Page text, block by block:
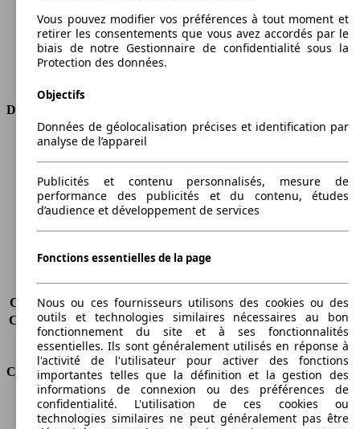
Carburant
Diesel
Cylindres
4
Transmission
Boîte manuelle
Dimensions
Longueur
Hauteur
1833 mm
Largeur
1802 mm
Empattement
2682 mm
Poids maximum
2035 kg
Charge maximale
637 kg
Charge sur toit
-
Capacité de remorquage (sans freins) -
Capacité de remorquage (avec freins) -
Volume du coffre
-
Consommation
Émissions de CO2*
170 g/km (komb.)
Consommation (ville)
7.8 l/100km
Vous pouvez modifier vos préférences à tout moment et
retirer les consentements que vous avez accordés par le
biais de notre Gestionnaire de confidentialité sous la
Protection des données.
Objectifs
Données de géolocalisation précises et identification par
analyse de l’appareil
Publicités et contenu personnalisés, mesure de
performance des publicités et du contenu, études
d’audience et développement de services
Fonctions essentielles de la page
Nous ou ces fournisseurs utilisons des cookies ou des
outils et technologies similaires nécessaires au bon
fonctionnement du site et à ses fonctionnalités
essentielles. Ils sont généralement utilisés en réponse à
l'activité de l'utilisateur pour activer des fonctions
importantes telles que la définition et la gestion des
informations de connexion ou des préférences de
confidentialité. L'utilisation de ces cookies ou
technologies similaires ne peut généralement pas être